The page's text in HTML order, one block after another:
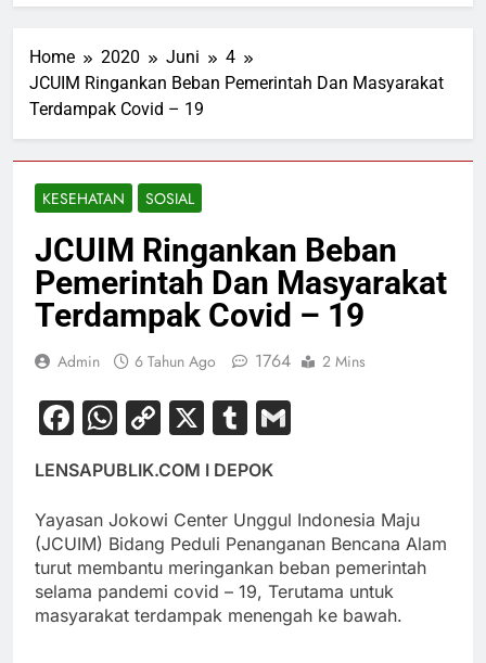
Home 2020 Juni
4
JCUIM Ringankan Beban Pemerintah Dan Masyarakat
Terdampak Covid – 19
KESEHATAN SOSIAL
JCUIM Ringankan Beban
Pemerintah Dan Masyarakat
Terdampak Covid – 19
Admin 6 Tahun Ago 1764 2 Mins
Facebook
WhatsApp
Copy
Link
X Tumblr
LENSAPUBLIK.COM I DEPOK
Yayasan Jokowi Center Unggul Indonesia Maju
(JCUIM) Bidang Peduli Penanganan Bencana Alam
turut membantu meringankan beban pemerintah
selama pandemi covid – 19, Terutama untuk
masyarakat terdampak menengah ke bawah.